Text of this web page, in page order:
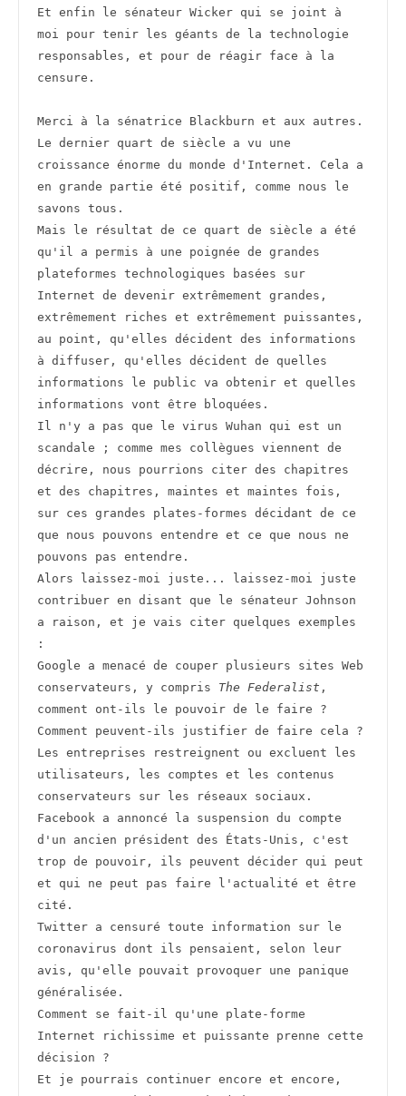
Et enfin le sénateur Wicker qui se joint à
moi pour tenir les géants de la technologie
responsables, et pour de réagir face à la
censure.
Merci à la sénatrice Blackburn et aux autres.
Le dernier quart de siècle a vu une
croissance énorme du monde d'Internet. Cela a
en grande partie été positif, comme nous le
savons tous.
Mais le résultat de ce quart de siècle a été
qu'il a permis à une poignée de grandes
plateformes technologiques basées sur
Internet de devenir extrêmement grandes,
extrêmement riches et extrêmement puissantes,
au point, qu'elles décident des informations
à diffuser, qu'elles décident de quelles
informations le public va obtenir et quelles
informations vont être bloquées.
Il n'y a pas que le virus Wuhan qui est un
scandale ; comme mes collègues viennent de
décrire, nous pourrions citer des chapitres
et des chapitres, maintes et maintes fois,
sur ces grandes plates-formes décidant de ce
que nous pouvons entendre et ce que nous ne
pouvons pas entendre.
Alors laissez-moi juste... laissez-moi juste
contribuer en disant que le sénateur Johnson
a raison, et je vais citer quelques exemples
:
Google a menacé de couper plusieurs sites Web
conservateurs, y compris The Federalist ,
comment ont-ils le pouvoir de le faire ?
Comment peuvent-ils justifier de faire cela ?
Les entreprises restreignent ou excluent les
utilisateurs, les comptes et les contenus
conservateurs sur les réseaux sociaux.
Facebook a annoncé la suspension du compte
d'un ancien président des États-Unis, c'est
trop de pouvoir, ils peuvent décider qui peut
et qui ne peut pas faire l'actualité et être
cité.
Twitter a censuré toute information sur le
coronavirus dont ils pensaient, selon leur
avis, qu'elle pouvait provoquer une panique
généralisée.
Comment se fait-il qu'une plate-forme
Internet richissime et puissante prenne cette
décision ?
Et je pourrais continuer encore et encore,